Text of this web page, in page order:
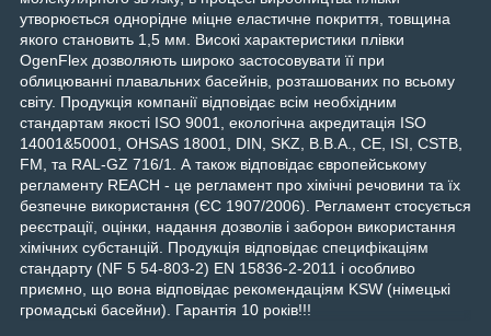
утворюється однорідне міцне еластичне покриття, товщина
якого становить 1,5 мм. Високі характеристики плівки
OgenFlex дозволяють широко застосовувати її при
облицюванні плавальних басейнів, розташованих по всьому
світу. Продукція компанії відповідає всім необхідним
стандартам якості ISO 9001, екологічна акредитація ISO
14001&50001, OHSAS 18001, DIN, SKZ, B.B.A., CE, ISI, CSTB,
FM, та RAL-GZ 716/1. А також відповідає європейському
регламенту REACH - це регламент про хімічні речовини та їх
безпечне використання (ЄС 1907/2006). Регламент стосується
реєстрації, оцінки, надання дозволів і заборон використання
хімічних субстанцій. Продукція відповідає специфікаціям
стандарту (NF 5 54-803-2) EN 15836-2-2011 і особливо
приємно, що вона відповідає рекомендаціям KSW (німецькі
громадські басейни). Гарантія 10 років!!!